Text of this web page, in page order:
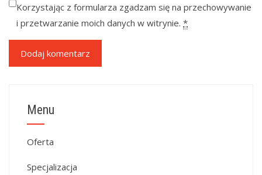
Korzystając z formularza zgadzam się na przechowywanie
i przetwarzanie moich danych w witrynie. *
Menu
Oferta
Specjalizacja